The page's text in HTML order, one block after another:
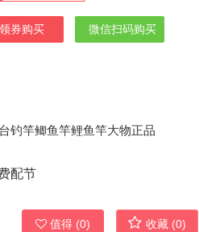
领券购买 微信扫码购买
配节
值得 (0) 收藏 (0)